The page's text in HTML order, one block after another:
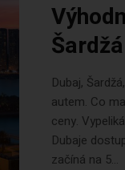
Dubaj,
autem. Co
ceny.
Dubaje
začíná na 5...